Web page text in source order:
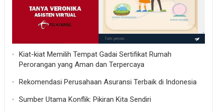
Kiat-kiat Memilih Tempat Gadai Sertifikat Rumah
Perorangan yang Aman dan Terpercaya
Rekomendasi Perusahaan Asuransi Terbaik di Indonesia
Sumber Utama Konflik: Pikiran Kita Sendiri